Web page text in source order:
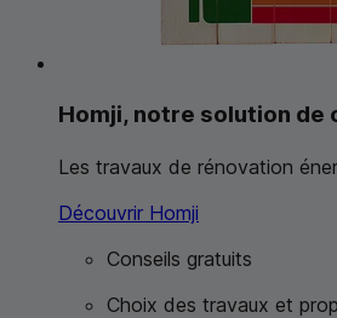
Homji, notre solution de
Les travaux de rénovation
Découvrir Homji
Conseils gratuits
Choix des travaux et